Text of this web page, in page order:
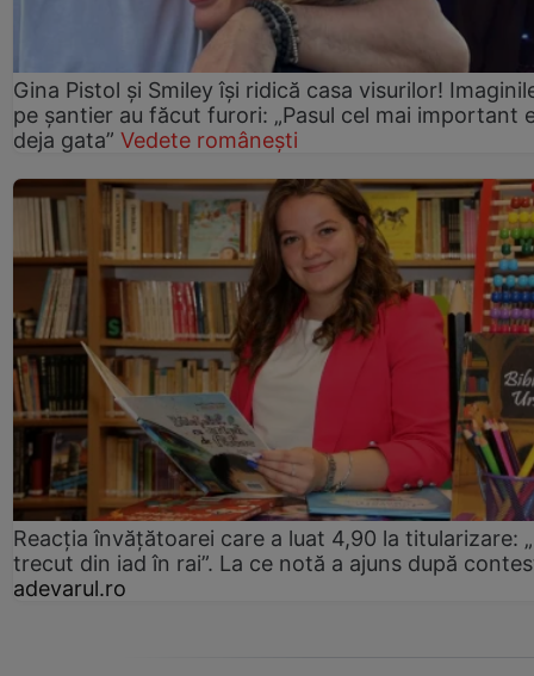
Gina Pistol și Smiley își ridică casa visurilor!
pe șantier au făcut furori: „Pasul cel mai important
deja gata” Vedete românești
Reacția învățătoarei care a luat 4,90 la titularizare:
trecut din iad în rai”. La ce notă a ajuns după
adevarul.ro